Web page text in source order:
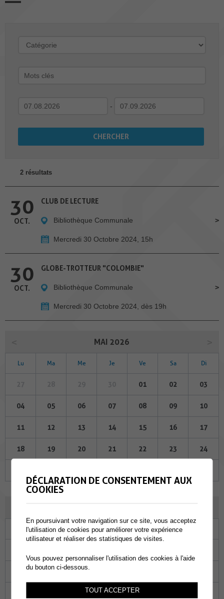
-
2 résultats
30
OCT.
CLUB DE LECTURE
Bibliothèque Communale
Mercredi 30 Octobre 2024, 15h
30
OCT.
GLOBE-TROTTEUR "COLOMBIE"
Bibliothèque Communale
Mercredi 30 Octobre 2024, dès 19h
MAI 2026
Lu Ma Me Je Ve Sa Di
01 02 03
04 05 06 07 08 09 10
11 12 13 14 15 16 17
18 19 20 21 22 23 24
Ma Me Je Ve Sa
09 10
18 19
DÉCLARATION DE CONSENTEMENT AUX
COOKIES
En poursuivant votre navigation sur ce site, vous acceptez
l'utilisation de cookies pour améliorer votre expérience
utilisateur et réaliser des statistiques de visites.
Vous pouvez personnaliser l'utilisation des cookies à l'aide
du bouton ci-dessous.
TOUT ACCEPTER